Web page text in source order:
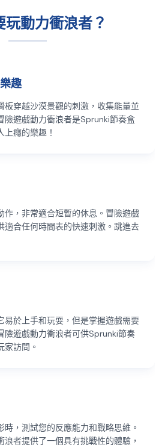
玩動力衝浪者？
趣
板穿越沙漠景觀的刺激，收集能量並
險遊戲動力衝浪者是Sprunki節奏盒
上癮的樂趣！
作，非常適合短暫的休息。冒險遊戲
適合任何時間表的快速刺激。跳進去
易於上手和玩耍，但是掌握遊戲需要
險遊戲動力衝浪者可供Sprunki節奏
家訪問。
時，測試您的反應能力和戰略思維。
浪者提供了一個具有挑戰性的體驗，